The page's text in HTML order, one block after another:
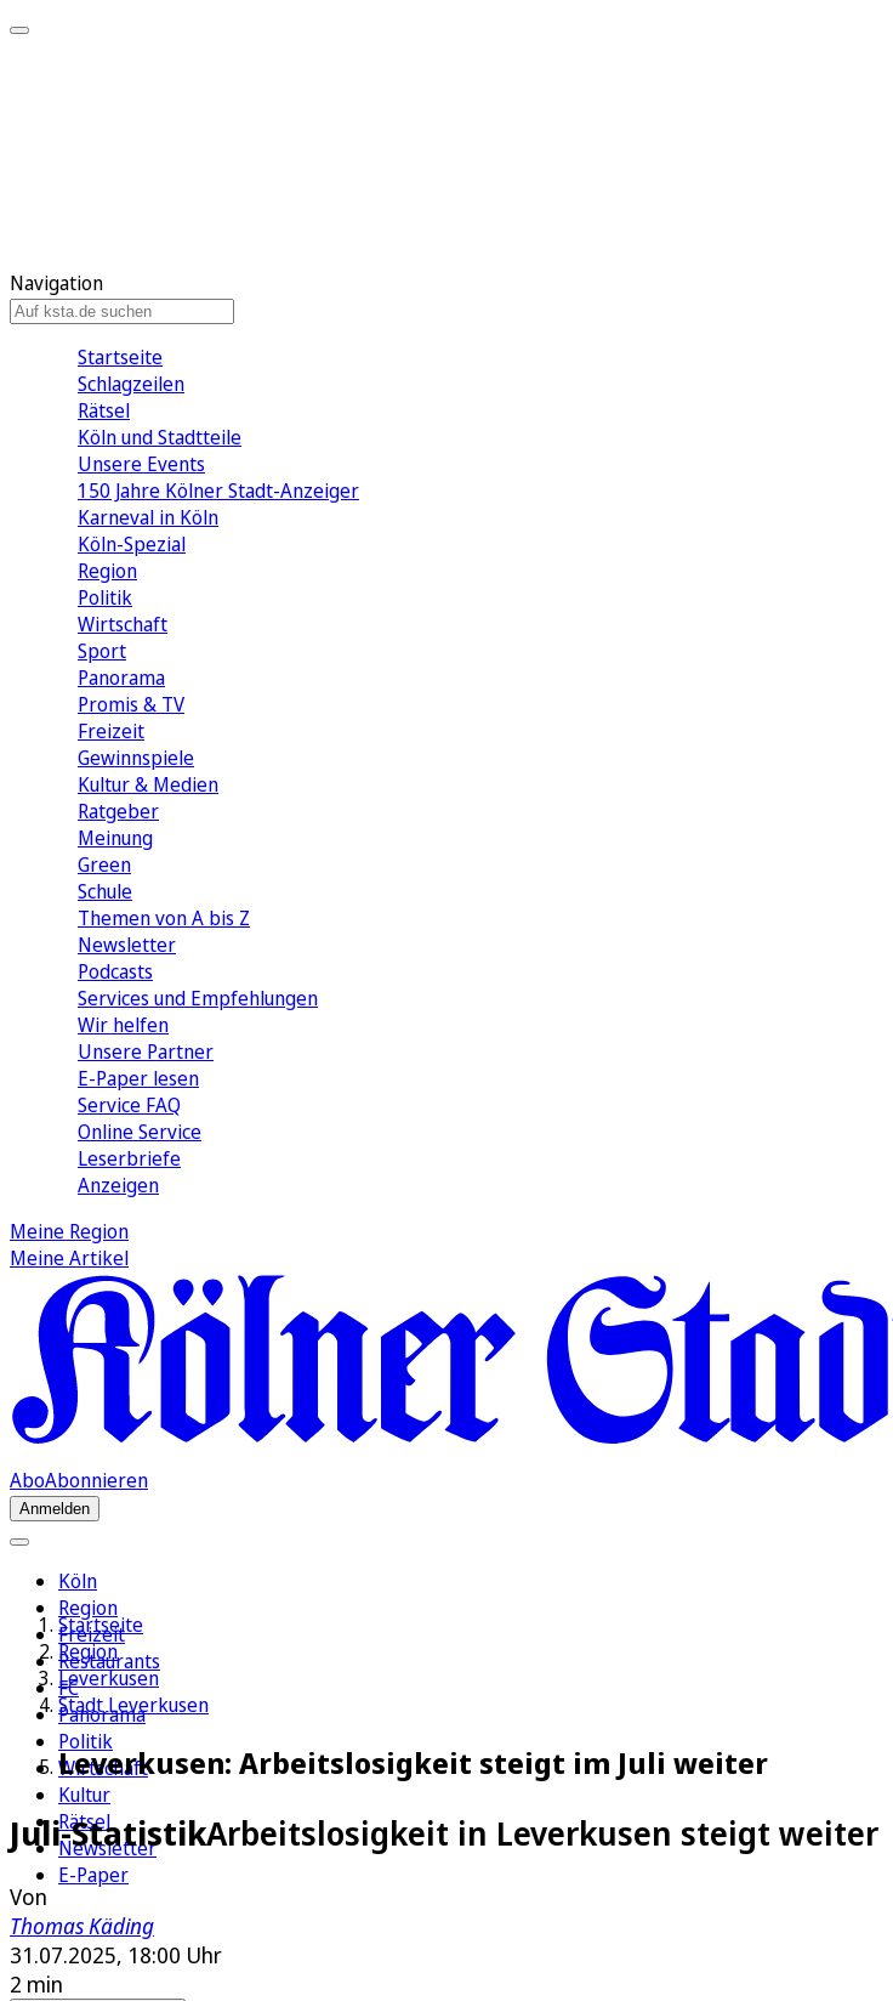
Navigation
Startseite
Schlagzeilen
Rätsel
Köln und Stadtteile
Unsere Events
150 Jahre Kölner Stadt-Anzeiger
Karneval in Köln
Köln-Spezial
Region
Politik
Wirtschaft
Sport
Panorama
Promis & TV
Freizeit
Gewinnspiele
Kultur & Medien
Ratgeber
Meinung
Green
Schule
Themen von A bis Z
Newsletter
Podcasts
Services und Empfehlungen
Wir helfen
Unsere Partner
E-Paper lesen
Service FAQ
Online Service
Leserbriefe
Anzeigen
Meine Region
Meine Artikel
AboAbonnieren
Anmelden
Köln
Region
Freizeit
Restaurants
FC
Panorama
Politik
Wirtschaft
Kultur
Rätsel
Newsletter
E-Paper
Startseite
Region
Leverkusen
Stadt Leverkusen
Leverkusen: Arbeitslosigkeit steigt im Juli weiter
Juli-StatistikArbeitslosigkeit in Leverkusen steigt weiter
Von
Thomas Käding
31.07.2025, 18:00 Uhr
2 min